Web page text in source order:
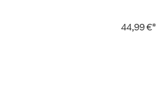
44,99 €*